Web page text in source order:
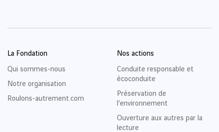
La Fondation
Qui sommes-nous
Notre organisation
Roulons-autrement.com
Nos actions
Conduite responsable et
écoconduite
Préservation de
l’environnement
Ouverture aux autres par la
lecture